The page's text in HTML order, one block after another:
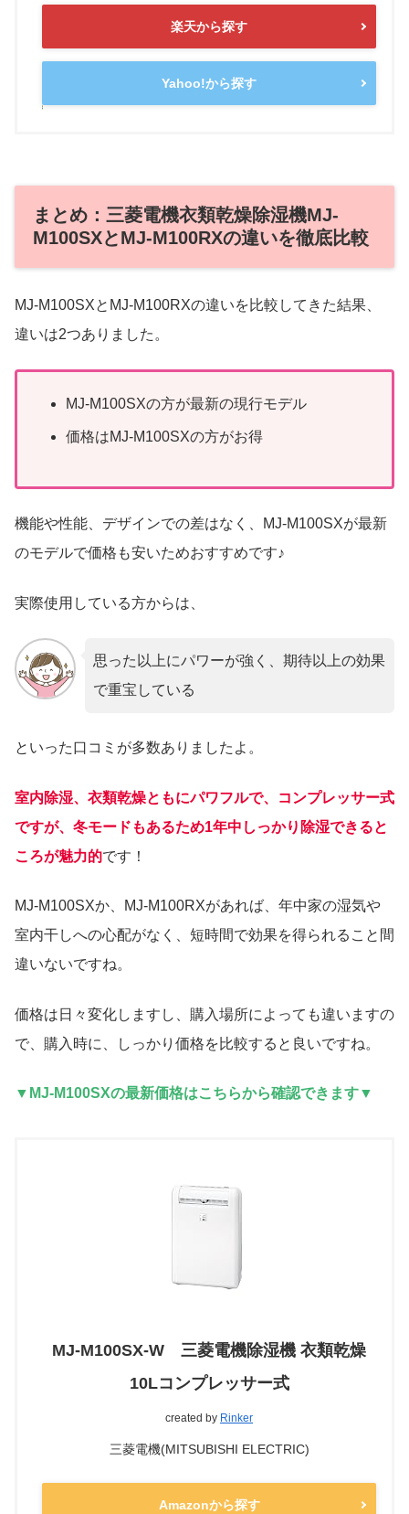
楽天から探す
Yahoo!から探す
まとめ：三菱電機衣類乾燥除湿機MJ-
M100SXとMJ-M100RXの違いを徹底比較
MJ-M100SXとMJ-M100RXの違いを比較してきた結果、
違いは2つありました。
MJ-M100SXの方が最新の現行モデル
価格はMJ-M100SXの方がお得
機能や性能、デザインでの差はなく、MJ-M100SXが最新
のモデルで価格も安いためおすすめです♪
実際使用している方からは、
思った以上にパワーが強く、期待以上の効果
で重宝している
といった口コミが多数ありましたよ。
室内除湿、衣類乾燥ともにパワフルで、
コンプレッサー式
ですが、冬モードもあるため1年中しっかり除湿できると
ころが魅力的です！
MJ-M100SXか、MJ-M100RXがあれば、年中家の湿気や
室内干しへの心配がなく、短時間で効果を得られること間
違いないですね。
価格は日々変化しますし、購入場所によっても違いますの
で、購入時に、しっかり価格を比較すると良いですね。
▼MJ-M100SXの最新価格はこちらから確認できます▼
MJ-M100SX-W 三菱電機除湿機 衣類乾燥
10Lコンプレッサー式
created by Rinker
三菱電機(MITSUBISHI ELECTRIC)
Amazonから探す